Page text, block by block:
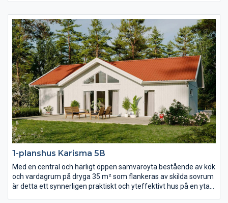
från gavelspetsarna i båda ändar. Det separerade
föräldrasovrummet har lyxigt fått ett eget badrum och i andra
ändan av huset hittar du ytterligare två sovrum, allrum och wc.
1-planshus Karisma 5B
Med en central och härligt öppen samvaroyta bestående av kök
och vardagrum på dryga 35 m² som flankeras av skilda sovrum
är detta ett synnerligen praktiskt och yteffektivt hus på en yta